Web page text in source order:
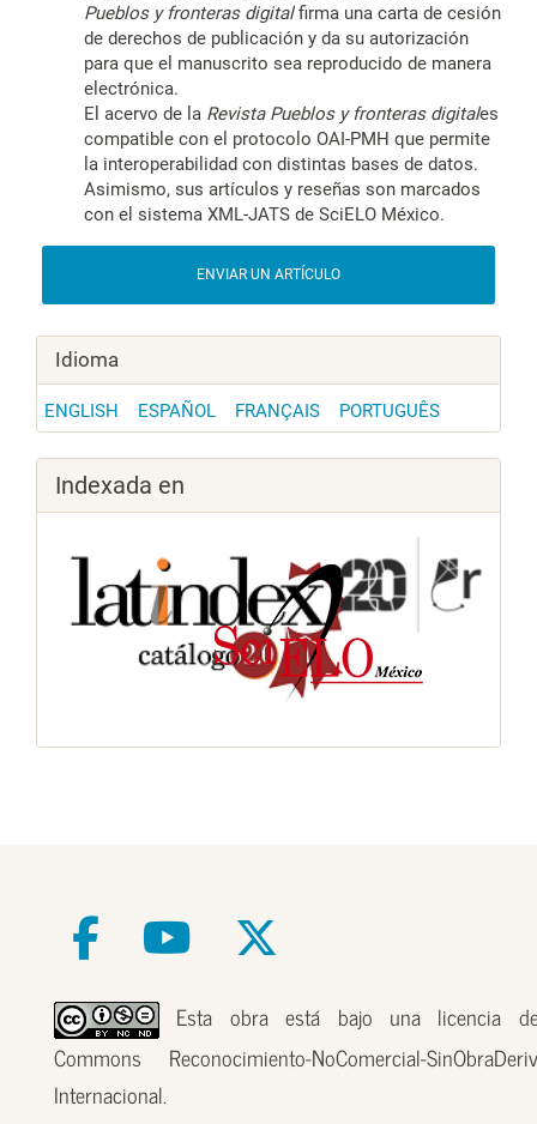
Pueblos y fronteras digitalfirma una carta de cesión
de derechos de publicación y da su autorización
para que el manuscrito sea reproducido de manera
electrónica.
El acervo de la Revista Pueblos y fronteras digitales
compatible con el protocolo OAI-PMH que permite
la interoperabilidad con distintas bases de datos.
Asimismo, sus artículos y reseñas son marcados
con el sistema XML-JATS de SciELO México.
ENVIAR UN ARTÍCULO
Idioma
ENGLISH ESPAÑOL FRANÇAIS PORTUGUÊS
Indexada en
Esta obra está bajo una licencia
Commons Reconocimiento-NoComercial-
Internacional.